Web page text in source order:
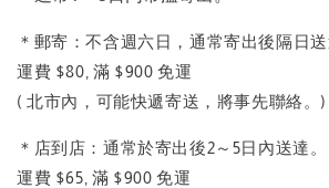
＊郵寄：不含週六日，通常寄出後隔日送
運費 $80, 滿 $900 免運
( 北市內，可能快遞寄送，將事先聯絡。)
＊店到店：通常於寄出後2～5日內送達。
運費 $65, 滿 $900 免運